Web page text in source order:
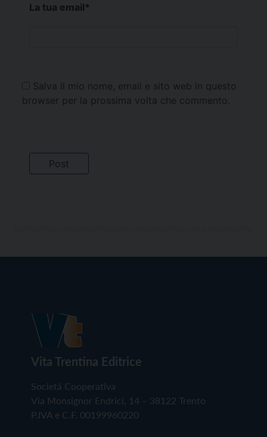
La tua email*
Salva il mio nome, email e sito web in questo
browser per la prossima volta che commento.
Vita Trentina Editrice
Società Cooperativa
Via Monsignor Endrici, 14 – 38122 Trento
P.IVA e C.F. 00199960220